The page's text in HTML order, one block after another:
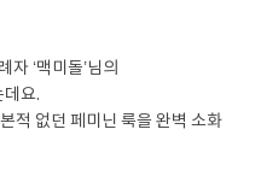
‘맥미돌’님의
요.
적 없던 페미닌 룩을 완벽 소화